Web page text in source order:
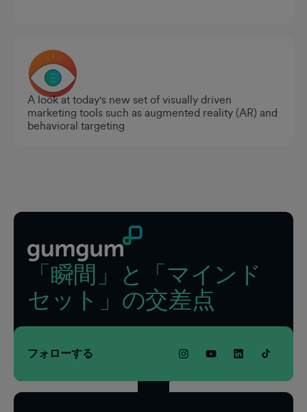
A look at today's new set of visually driven
marketing tools such as augmented reality (AR) and
behavioral targeting
「瞬間」と「マインド
セット」の交差点
フォローする